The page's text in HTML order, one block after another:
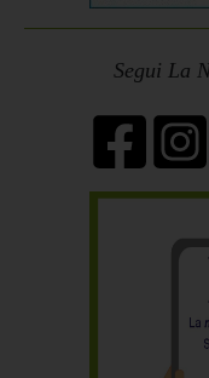
Segui La